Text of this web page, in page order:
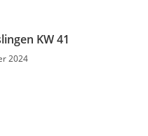
KW 41
2024